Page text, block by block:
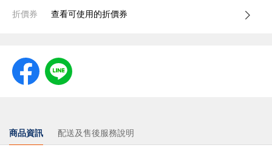
折價券 查看可使用的折價券
商品資訊 配送及售後服務說明